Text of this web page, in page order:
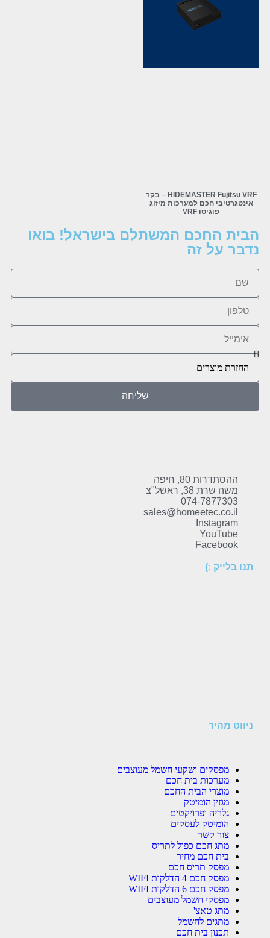
HIDEMASTER Fujitsu VRF – בקר
אינטגרטיבי חכם למערכות מיזוג
פוגיסו VRF
הבית החכם המשתלם בישראל! בואו
נדבר על זה
שליחה
ההסתדרות 80, חיפה
משה שרת 38, ראשל"צ
074-7877303
sales@homeetec.co.il
Instagram
YouTube
Facebook
תנו בלייק :)
ניווט מהיר
מפסקים ושקעי חשמל מעוצבים
מערכות בית חכם
מוצרי הבית החכם
מגזין הומיטק
גלריה ופרויקטים
הומיטק לעסקים
צור קשר
מתג חכם כפול לתריס
בית חכם מחיר
מפסק תריס חכם
מפסק חכם 4 הדלקות WIFI
מפסק חכם 6 הדלקות WIFI
מפסקי חשמל מעוצבים
מתג טאצ'
מתגים לחשמל
תכנון בית חכם